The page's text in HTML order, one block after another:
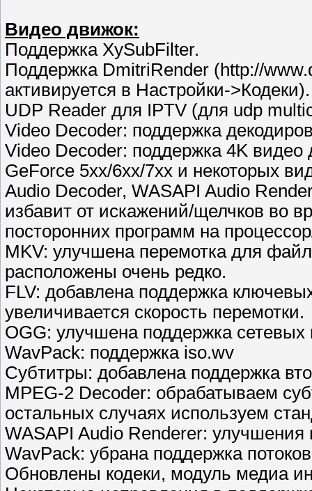
Видео движок:
Поддержка XySubFilter.
Поддержка DmitriRender (http://
активируется в Настройки->Кодеки).
UDP Reader для IPTV (для udp
Video Decoder: поддержка
Video Decoder: поддержка 4K видео
GeForce 5xx/6xx/7xx и некоторых
Audio Decoder, WASAPI Audio
избавит от искажений/щелчков во
посторонних программ на
MKV: улучшена перемотка для
расположены очень редко.
FLV: добавлена поддержка
увеличивается скорость перемотки.
OGG: улучшена поддержка сетевых
WavPack: поддержка iso.wv
Субтитры: добавлена поддержка
MPEG-2 Decoder: обрабатываем
остальных случаях используем
WASAPI Audio Renderer: улучшения
WavPack: убрана поддержка
Обновлены кодеки, модуль медиа